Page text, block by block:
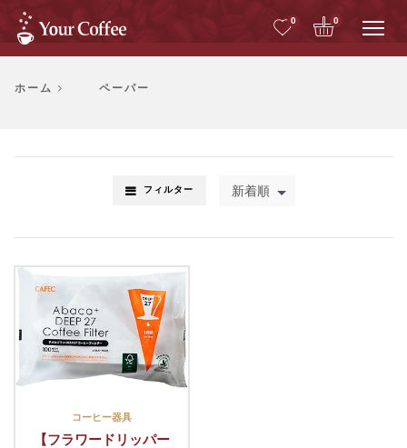
0 0
ホーム ペーパー
フィルター 新着順
コーヒー器具
【フラワードリッパー